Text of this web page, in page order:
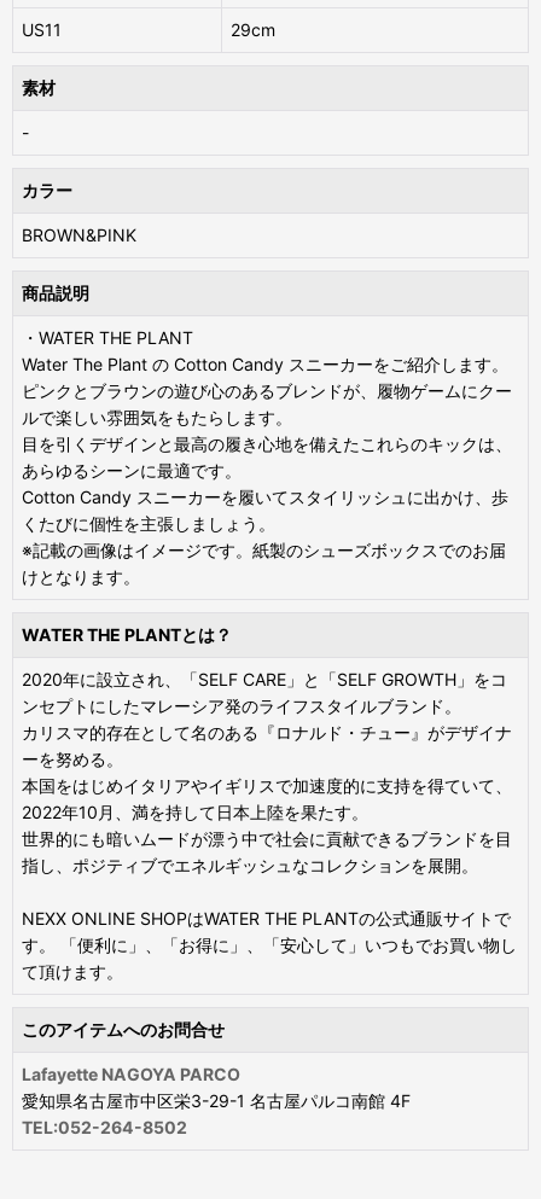
US11 29cm
素材
-
カラー
BROWN&PINK
商品説明
・WATER THE PLANT
Water The Plant の Cotton Candy スニーカーをご紹介します。
ピンクとブラウンの遊び心のあるブレンドが、履物ゲームにクー
ルで楽しい雰囲気をもたらします。
目を引くデザインと最高の履き心地を備えたこれらのキックは、
あらゆるシーンに最適です。
Cotton Candy スニーカーを履いてスタイリッシュに出かけ、歩
くたびに個性を主張しましょう。
※記載の画像はイメージです。紙製のシューズボックスでのお届
けとなります。
WATER THE PLANTとは？
2020年に設立され、「SELF CARE」と「SELF GROWTH」をコ
ンセプトにしたマレーシア発のライフスタイルブランド。
カリスマ的存在として名のある『ロナルド・チュー』がデザイナ
ーを努める。
本国をはじめイタリアやイギリスで加速度的に支持を得ていて、
2022年10月、満を持して日本上陸を果たす。
世界的にも暗いムードが漂う中で社会に貢献できるブランドを目
指し、ポジティブでエネルギッシュなコレクションを展開。
NEXX ONLINE SHOPはWATER THE PLANTの公式通販サイトで
す。 「便利に」、「お得に」、「安心して」いつもでお買い物し
て頂けます。
このアイテムへのお問合せ
Lafayette NAGOYA PARCO
愛知県名古屋市中区栄3-29-1 名古屋パルコ南館 4F
TEL:052-264-8502